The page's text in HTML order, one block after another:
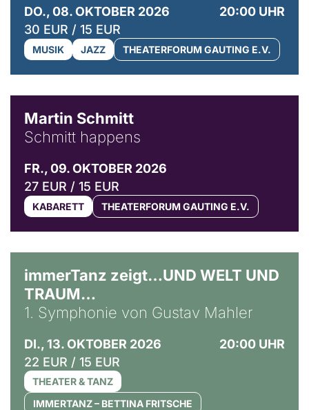
DO., 08. OKTOBER 2026
20:00 UHR
30 EUR / 15 EUR
MUSIK JAZZ THEATERFORUM GAUTING E.V.
Martin Schmitt
Schmitt happens
FR., 09. OKTOBER 2026
27 EUR / 15 EUR
KABARETT THEATERFORUM GAUTING E.V.
immerTanz zeigt…UND WELT UND
TRAUM…
1. Symphonie von Gustav Mahler
DI., 13. OKTOBER 2026
20:00 UHR
22 EUR / 15 EUR
THEATER & TANZ
IMMERTANZ – BETTINA FRITSCHE